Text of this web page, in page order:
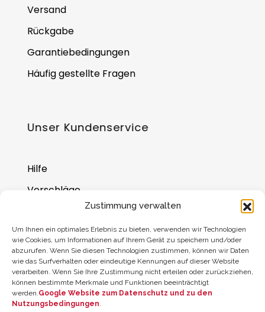
Zustimmung verwalten
Um Ihnen ein optimales Erlebnis zu bieten, verwenden wir Technologien
wie Cookies, um Informationen auf Ihrem Gerät zu speichern und/oder
abzurufen. Wenn Sie diesen Technologien zustimmen, können wir Daten
wie das Surfverhalten oder eindeutige Kennungen auf dieser Website
verarbeiten. Wenn Sie Ihre Zustimmung nicht erteilen oder zurückziehen,
können bestimmte Merkmale und Funktionen beeinträchtigt
werden.Google Website zum Datenschutz und zu den
Nutzungsbedingungen.
Versand
Rückgabe
Garantiebedingungen
Häufig gestellte Fragen
Unser Kundenservice
Hilfe
Vorschläge
Wo Sie uns finden
Saldo der Geschenkkarte